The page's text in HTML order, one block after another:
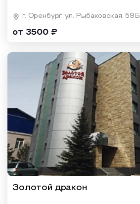
г. Оренбург, ул. Рыбаковская, 59Б
от 3500 ₽
Золотой дракон